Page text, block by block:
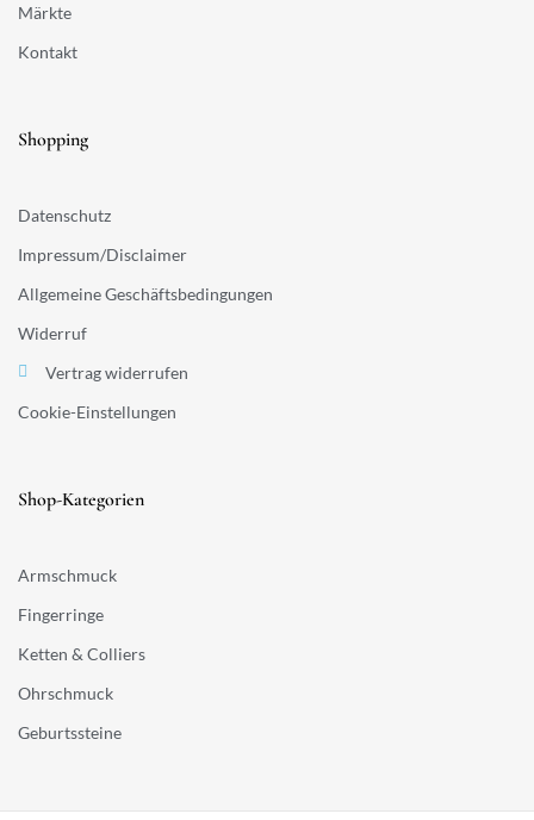
Märkte
Kontakt
Shopping
Datenschutz
Impressum/Disclaimer
Allgemeine Geschäftsbedingungen
Widerruf
Vertrag widerrufen
Cookie-Einstellungen
Shop-Kategorien
Armschmuck
Fingerringe
Ketten & Colliers
Ohrschmuck
Geburtssteine